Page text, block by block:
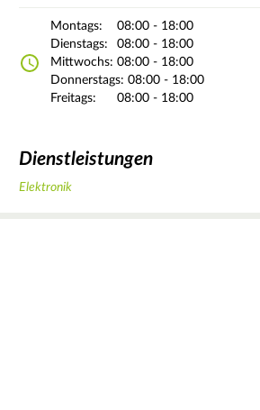
Montags:
08:00 - 18:00
Dienstags:
08:00 - 18:00
Mittwochs: 08:00 - 18:00
Donnerstags: 08:00 - 18:00
Freitags:
08:00 - 18:00
Dienstleistungen
Elektronik